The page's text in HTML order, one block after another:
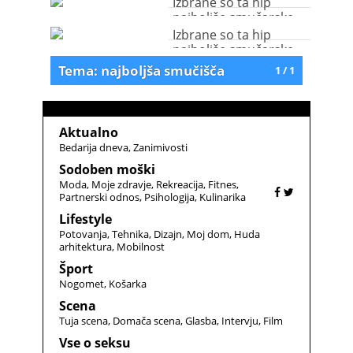
najboljše smučarske
destinacije!
Izbrane so ta hip
najboljše smučarske
destinacije!
1 / 1
Tema: najboljša smučišča
Aktualno
Bedarija dneva Zanimivosti
Sodoben moški
Moda Moje zdravje Rekreacija Fitnes
Partnerski odnos Psihologija Kulinarika
Lifestyle
Potovanja Tehnika Dizajn Moj dom Huda
arhitektura Mobilnost
Šport
Nogomet Košarka
Scena
Tuja scena Domača scena Glasba Intervju Film
Vse o seksu